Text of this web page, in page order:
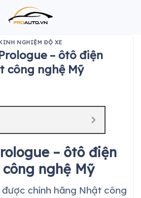
NGHIỆM ĐỘ XE
– ôtô điện
công nghệ Mỹ
– ôtô điện
nghệ Mỹ
chính hãng Nhật công